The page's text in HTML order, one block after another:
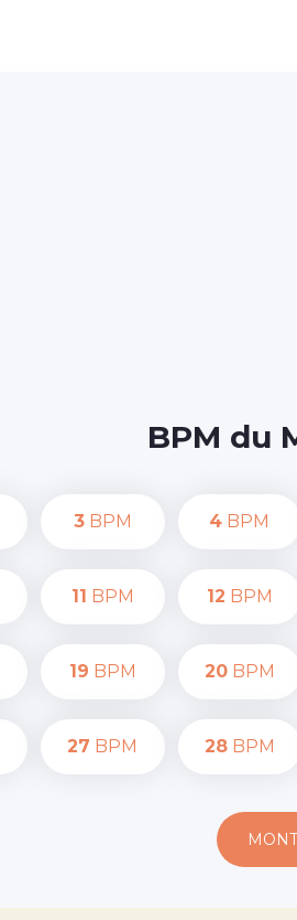
BPM du
3BPM 4 BPM
11 BPM 12 BPM
19 BPM 20BPM
27 BPM 28BPM